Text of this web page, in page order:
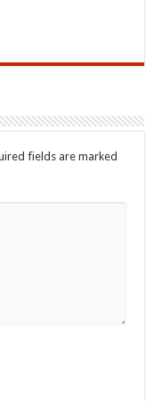
fields are marked